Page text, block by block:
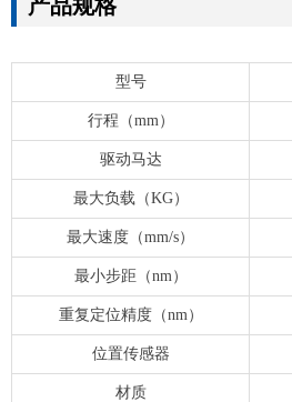
型号
行程（mm）
驱动马达
最大负载（KG）
最大速度（mm/s）
最小步距（nm）
重复定位精度（nm）
位置传感器
材质
产品规格